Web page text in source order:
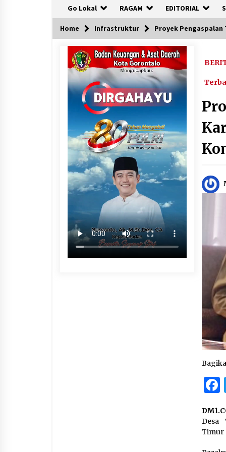
Go Lokal RAGAM EDITORIAL
Home Infrastruktur Proyek
Desa
Timur